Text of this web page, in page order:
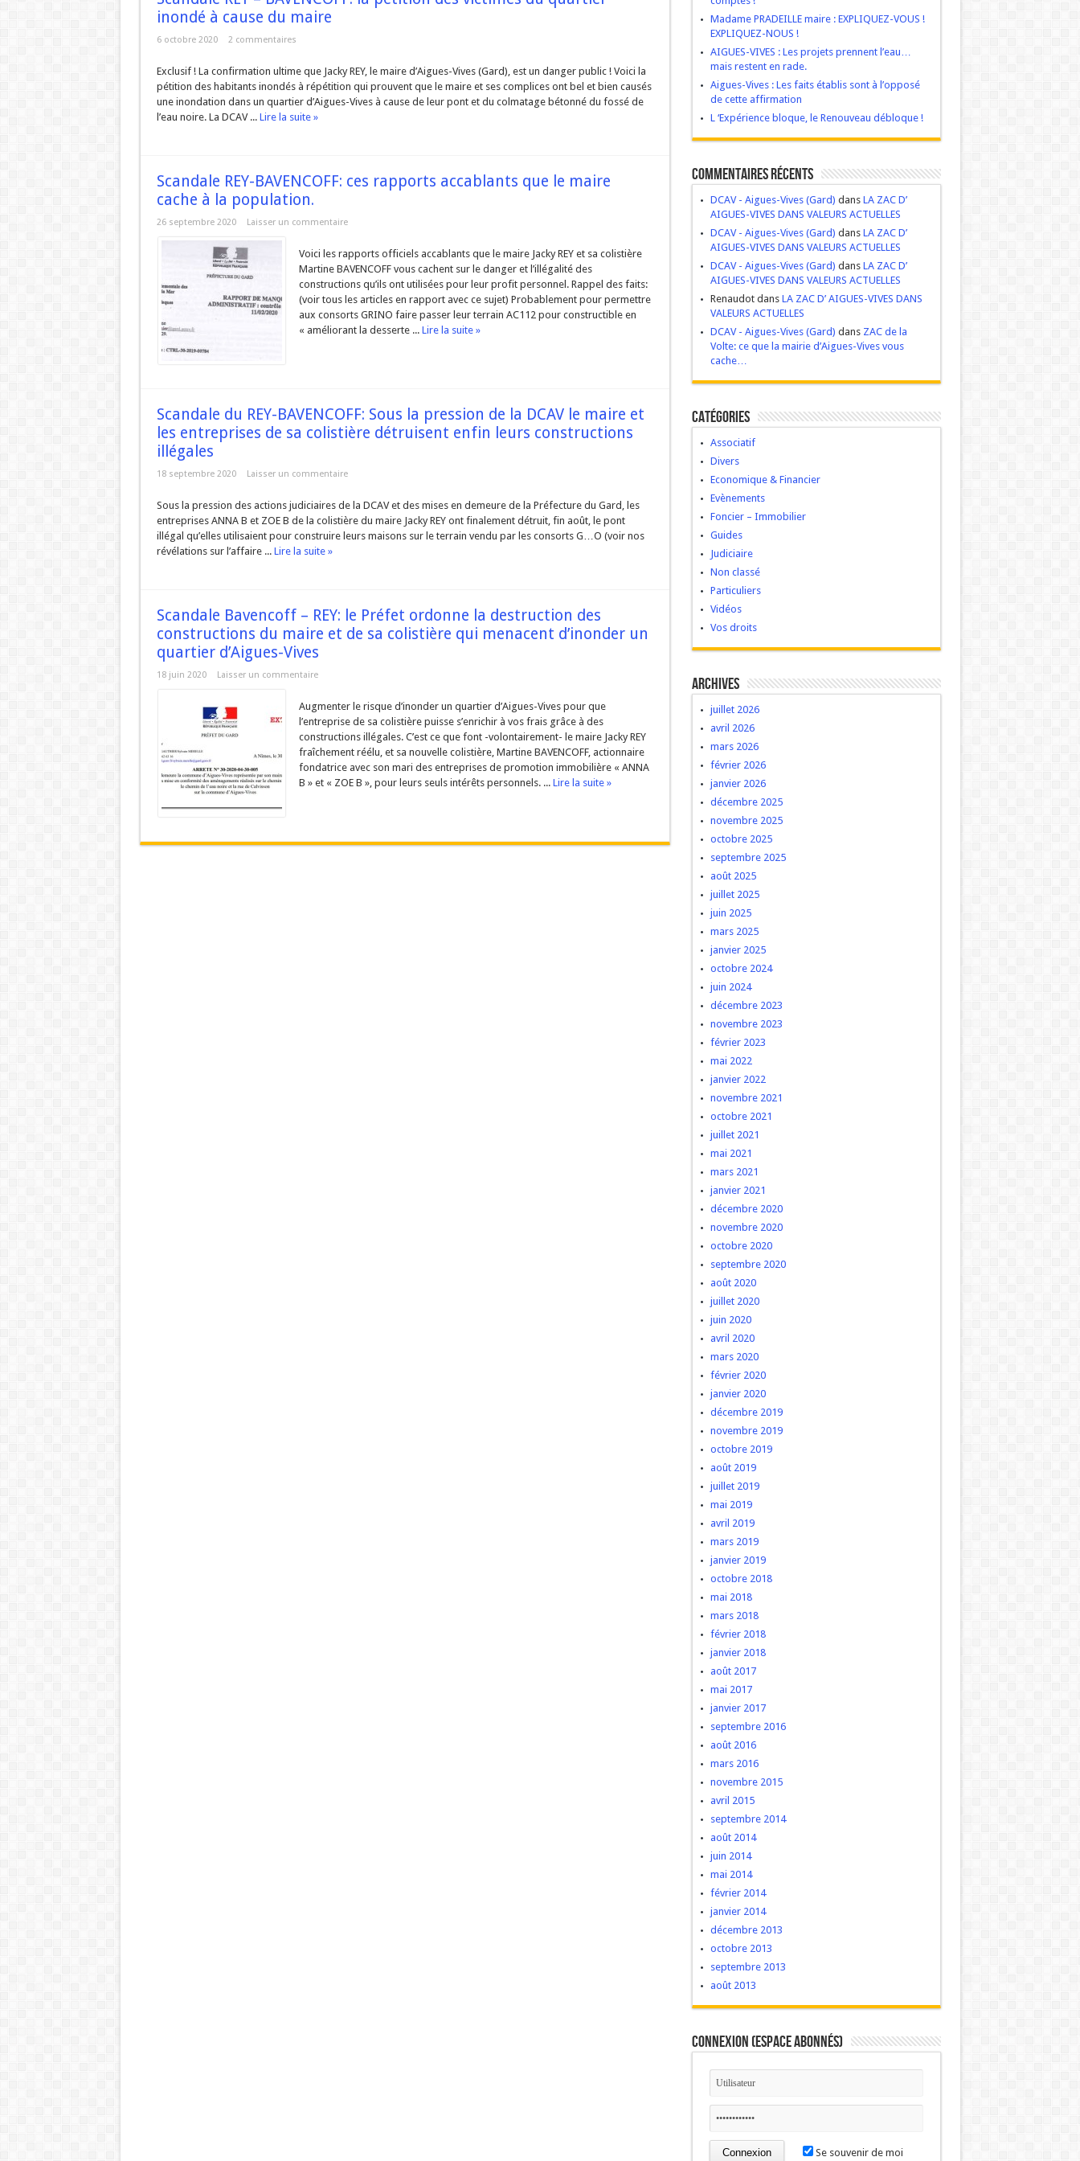
URBANISME MODE AGUES-VIVES : Construire d’abord, demander après.
ZAC de la Volte : Promesse de développement ou bombe à retardement ?
Réunion du DCAV du 21 novembre 2025
Aigues-Vives : Gaspillage, abandon et mépris du patrimoine public
Aigues-Vives : Assez d’héritiers politiques.
inondé à cause du maire
6 octobre 2020 2 commentaires
Exclusif ! La confirmation ultime que Jacky REY, le maire d’Aigues-Vives (Gard), est un danger public ! Voici la
pétition des habitants inondés à répétition qui prouvent que le maire et ses complices ont bel et bien causés
une inondation dans un quartier d’Aigues-Vives à cause de leur pont et du colmatage bétonné du fossé de
l’eau noire. La DCAV ... Lire la suite »
Scandale REY-BAVENCOFF: ces rapports accablants que le maire
cache à la population.
26 septembre 2020 Laisser un commentaire
Voici les rapports officiels accablants que le maire Jacky REY et sa colistière
Martine BAVENCOFF vous cachent sur le danger et l’illégalité des
constructions qu’ils ont utilisées pour leur profit personnel. Rappel des faits:
(voir tous les articles en rapport avec ce sujet) Probablement pour permettre
aux consorts GRINO faire passer leur terrain AC112 pour constructible en
« améliorant la desserte ... Lire la suite »
Scandale du REY-BAVENCOFF: Sous la pression de la DCAV le maire et
les entreprises de sa colistière détruisent enfin leurs constructions
illégales
18 septembre 2020 Laisser un commentaire
Sous la pression des actions judiciaires de la DCAV et des mises en demeure de la Préfecture du Gard, les
entreprises ANNA B et ZOE B de la colistière du maire Jacky REY ont finalement détruit, fin août, le pont
illégal qu’elles utilisaient pour construire leurs maisons sur le terrain vendu par les consorts G…O (voir nos
révélations sur l’affaire ... Lire la suite »
Scandale Bavencoff – REY: le Préfet ordonne la destruction des
constructions du maire et de sa colistière qui menacent d’inonder un
quartier d’Aigues-Vives
18 juin 2020 Laisser un commentaire
Augmenter le risque d’inonder un quartier d’Aigues-Vives pour que
l’entreprise de sa colistière puisse s’enrichir à vos frais grâce à des
constructions illégales. C’est ce que font -volontairement- le maire Jacky REY
fraîchement réélu, et sa nouvelle colistière, Martine BAVENCOFF, actionnaire
fondatrice avec son mari des entreprises de promotion immobilière « ANNA
B » et « ZOE B », pour leurs seuls intérêts personnels. ... Lire la suite »
Madame PRADEILLE maire : EXPLIQUEZ-VOUS !
EXPLIQUEZ-NOUS !
AIGUES-VIVES : Les projets prennent l’eau…
mais restent en rade.
Aigues-Vives : Les faits établis sont à l’opposé
de cette affirmation
L ‘Expérience bloque, le Renouveau débloque !
Commentaires récents
DCAV - Aigues-Vives (Gard) dans LA ZAC D’
AIGUES-VIVES DANS VALEURS ACTUELLES
DCAV - Aigues-Vives (Gard) dans LA ZAC D’
AIGUES-VIVES DANS VALEURS ACTUELLES
DCAV - Aigues-Vives (Gard) dans LA ZAC D’
AIGUES-VIVES DANS VALEURS ACTUELLES
Renaudot dans LA ZAC D’ AIGUES-VIVES DANS
VALEURS ACTUELLES
DCAV - Aigues-Vives (Gard) dans ZAC de la
Volte: ce que la mairie d’Aigues-Vives vous
cache…
Catégories
Associatif
Divers
Economique & Financier
Evènements
Foncier – Immobilier
Guides
Judiciaire
Non classé
Particuliers
Vidéos
Vos droits
Archives
juillet 2026
avril 2026
mars 2026
février 2026
janvier 2026
décembre 2025
novembre 2025
octobre 2025
septembre 2025
août 2025
juillet 2025
juin 2025
mars 2025
janvier 2025
octobre 2024
juin 2024
décembre 2023
novembre 2023
février 2023
mai 2022
janvier 2022
novembre 2021
octobre 2021
juillet 2021
mai 2021
mars 2021
janvier 2021
décembre 2020
novembre 2020
octobre 2020
septembre 2020
août 2020
juillet 2020
juin 2020
avril 2020
mars 2020
février 2020
janvier 2020
décembre 2019
novembre 2019
octobre 2019
août 2019
juillet 2019
mai 2019
avril 2019
mars 2019
janvier 2019
octobre 2018
mai 2018
mars 2018
février 2018
janvier 2018
août 2017
mai 2017
janvier 2017
septembre 2016
août 2016
mars 2016
novembre 2015
avril 2015
septembre 2014
août 2014
juin 2014
mai 2014
février 2014
janvier 2014
décembre 2013
octobre 2013
septembre 2013
août 2013
Connexion (Espace Abonnés)
Se souvenir de moi